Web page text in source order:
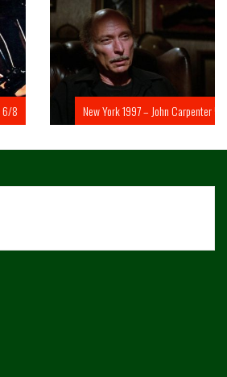
New York 1997 – John Carpenter 5/8